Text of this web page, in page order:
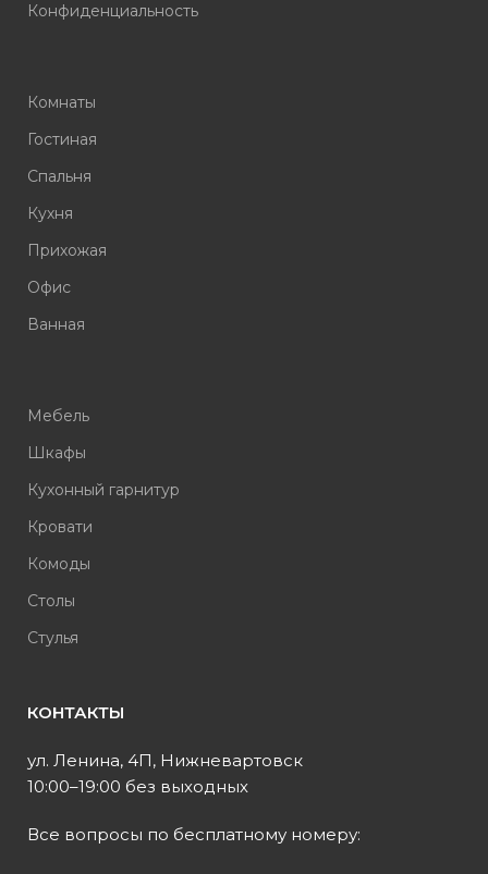
Конфиденциальность
Комнаты
Гостиная
Спальня
Кухня
Прихожая
Офис
Ванная
Мебель
Шкафы
Кухонный гарнитур
Кровати
Комоды
Столы
Стулья
КОНТАКТЫ
ул. Ленина, 4П, Нижневартовск
10:00–19:00 без выходных
Все вопросы по бесплатному номеру: